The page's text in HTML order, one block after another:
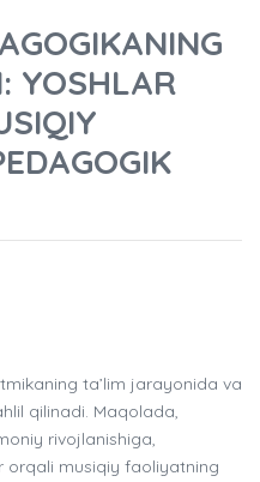
YOSHLAR
ta’lim jarayonida va
qilinadi. Maqolada,
rivojlanishiga,
orqali musiqiy faoliyatning